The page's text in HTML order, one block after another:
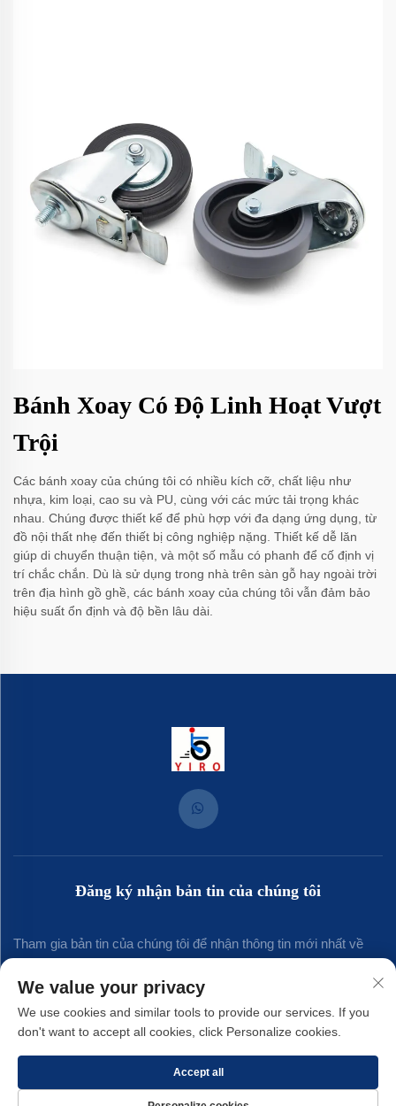
Bánh Xoay Có Độ Linh Hoạt Vượt
Trội
Các bánh xoay của chúng tôi có nhiều kích cỡ, chất liệu như
nhựa, kim loại, cao su và PU, cùng với các mức tải trọng khác
nhau. Chúng được thiết kế để phù hợp với đa dạng ứng dụng, từ
đồ nội thất nhẹ đến thiết bị công nghiệp nặng. Thiết kế dễ lăn
giúp di chuyển thuận tiện, và một số mẫu có phanh để cố định vị
trí chắc chắn. Dù là sử dụng trong nhà trên sàn gỗ hay ngoài trời
trên địa hình gồ ghề, các bánh xoay của chúng tôi vẫn đảm bảo
hiệu suất ổn định và độ bền lâu dài.
Đăng ký nhận bản tin của chúng tôi
Tham gia bản tin của chúng tôi để nhận thông tin mới nhất về
Đăng ký
We value your privacy
We use cookies and similar tools to provide our services. If you
don't want to accept all cookies, click Personalize cookies.
Accept all